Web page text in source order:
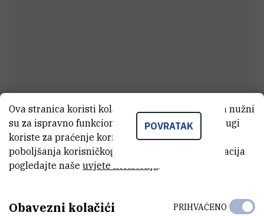
TinFogec
Asistent
POVRATAK
Ova stranica koristi kolačiće. Neki od tih kolačića nužni
su za ispravno funkcioniranje stranice, dok se drugi
koriste za praćenje korištenja stranice radi
poboljšanja korisničkog iskustva. Za više informacija
pogledajte naše uvjete korištenja.
Obavezni kolačići PRIHVAĆENO